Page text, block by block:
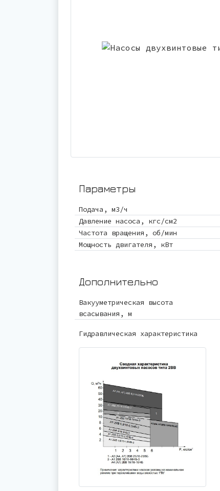
Параметры
Подача, м3/ч
Давление насоса, кгс/см2
Частота вращения, об/мин
Мощность двигателя, кВт
Дополнительно
Вакууметрическая высота
всасывания, м
Гидравлическая характеристика